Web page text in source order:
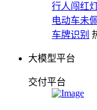
行人闯红
电动车未
车牌识别
大模型平台
交付平台